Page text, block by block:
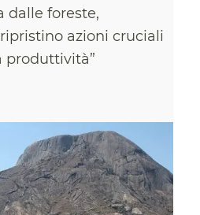
dalle foreste,
azioni cruciali
produttività”